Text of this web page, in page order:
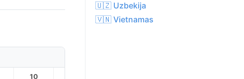
10
🇺🇿 Uzbekija
🇻🇳 Vietnamas